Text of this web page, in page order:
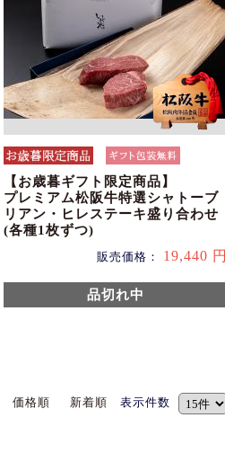
【お歳暮ギフト限定商品】
プレミアム松阪牛特選シャトーブ
リアン・ヒレステーキ盛り合わせ
(各種1枚ずつ)
販売価格： 19,440 円
品切れ中
価格順 新着順 表示件数